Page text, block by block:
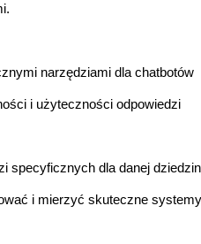
narzędziami dla chatbotów
i użyteczności odpowiedzi
specyficznych dla danej
i mierzyć skuteczne